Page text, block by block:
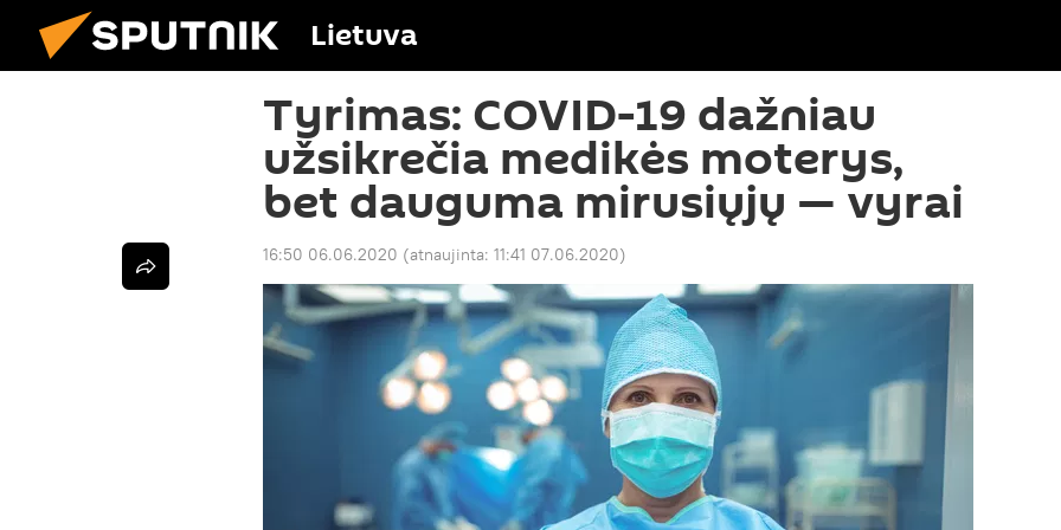
Lietuva
Tyrimas: COVID-19 dažniau
užsikrečia medikės moterys,
bet dauguma mirusiųjų — vyrai
16:50 06.06.2020 (atnaujinta: 11:41 07.06.2020)